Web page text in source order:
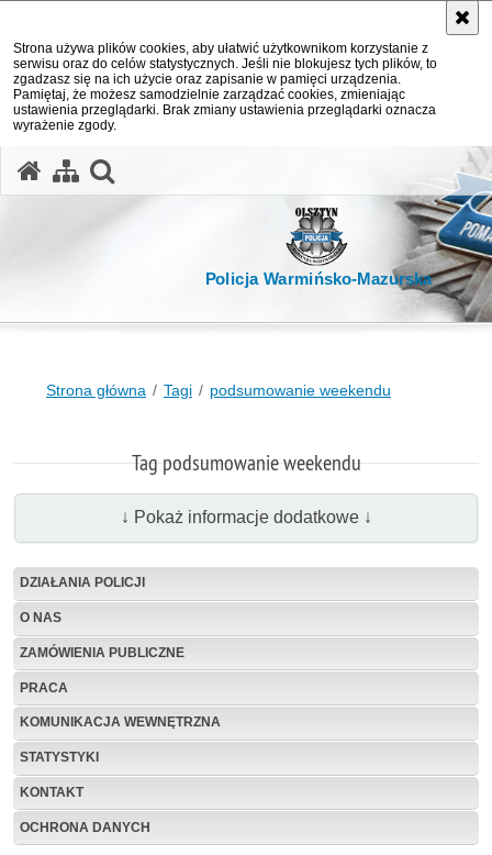
Strona używa plików cookies, aby ułatwić użytkownikom korzystanie z
serwisu oraz do celów statystycznych. Jeśli nie blokujesz tych plików, to
zgadzasz się na ich użycie oraz zapisanie w pamięci urządzenia.
Pamiętaj, że możesz samodzielnie zarządzać cookies, zmieniając
ustawienia przeglądarki. Brak zmiany ustawienia przeglądarki oznacza
wyrażenie zgody.
Policja Warmińsko-Mazurska
Strona główna Tagi podsumowanie weekendu
Tag podsumowanie weekendu
↓ Pokaż informacje dodatkowe ↓
DZIAŁANIA POLICJI
O NAS
ZAMÓWIENIA PUBLICZNE
PRACA
KOMUNIKACJA WEWNĘTRZNA
STATYSTYKI
KONTAKT
OCHRONA DANYCH